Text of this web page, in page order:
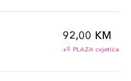
92,00 KM
+9 PLAZA cvjetića